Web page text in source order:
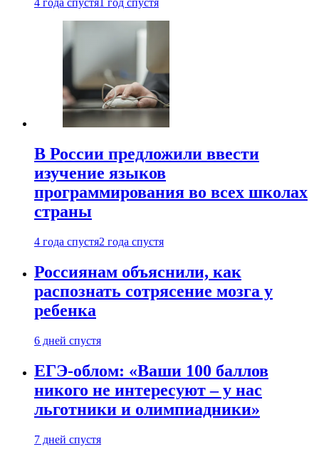
4 года спустя 1 год спустя
В России предложили ввести
изучение языков
программирования во всех школах
страны
4 года спустя2 года спустя
Россиянам объяснили, как
распознать сотрясение мозга у
ребенка
6 дней спустя
ЕГЭ-облом: «Ваши 100 баллов
никого не интересуют – у нас
льготники и олимпиадники»
7 дней спустя